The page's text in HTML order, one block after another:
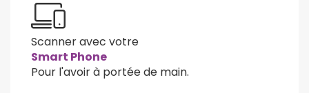
Scanner avec votre
Smart Phone
Pour l'avoir à portée de main.